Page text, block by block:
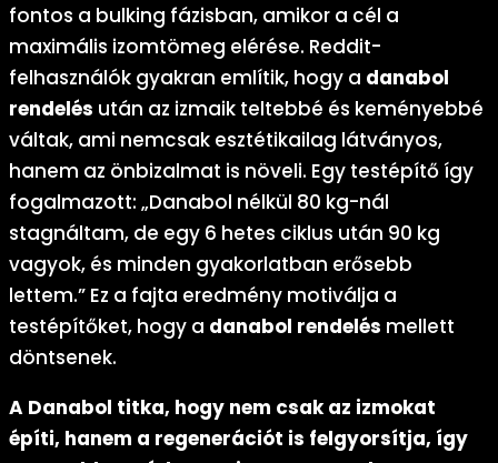
fontos a bulking fázisban, amikor a cél a
maximális izomtömeg elérése. Reddit-
felhasználók gyakran említik, hogy a danabol
rendelés után az izmaik teltebbé és keményebbé
váltak, ami nemcsak esztétikailag látványos,
hanem az önbizalmat is növeli. Egy testépítő így
fogalmazott: „Danabol nélkül 80 kg-nál
stagnáltam, de egy 6 hetes ciklus után 90 kg
vagyok, és minden gyakorlatban erősebb
lettem.” Ez a fajta eredmény motiválja a
testépítőket, hogy a danabol rendelés mellett
döntsenek.
A Danabol titka, hogy nem csak az izmokat
építi, hanem a regenerációt is felgyorsítja, így